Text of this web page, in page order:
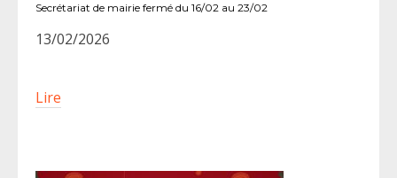
Secrétariat de mairie fermé du 16/02 au 23/02
13/02/2026
Lire